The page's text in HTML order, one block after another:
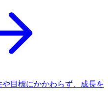
目標にかかわらず、成長を